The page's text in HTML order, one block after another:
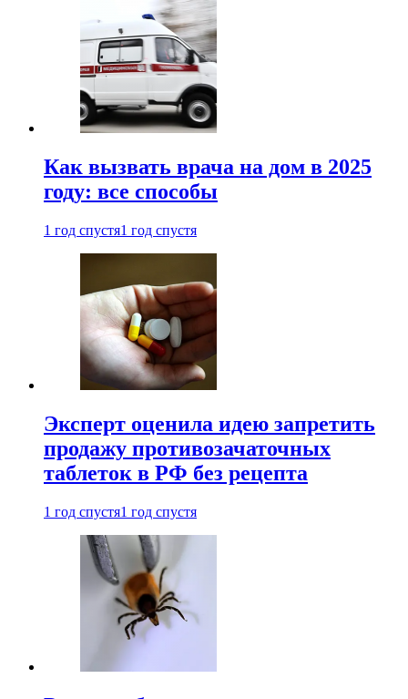
Как вызвать врача на дом в 2025
году: все способы
1 год спустя1 год спустя
Эксперт оценила идею запретить
продажу противозачаточных
таблеток в РФ без рецепта
1 год спустя1 год спустя